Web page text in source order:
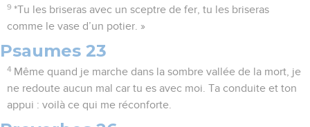
9 *Tu les briseras avec un sceptre de fer, tu les briseras
comme le vase d’un potier. »
Psaumes 23
4 Même quand je marche dans la sombre vallée de la mort, je
ne redoute aucun mal car tu es avec moi. Ta conduite et ton
appui : voilà ce qui me réconforte.